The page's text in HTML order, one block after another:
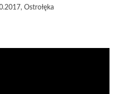
Ostrołęka